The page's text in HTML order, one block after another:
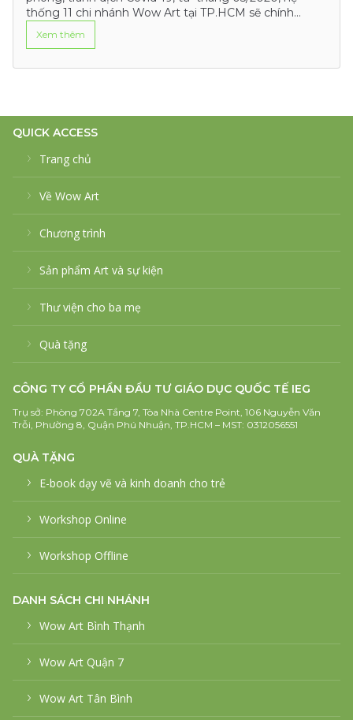
thống 11 chi nhánh Wow Art tại TP.HCM sẽ chính
Xem thêm
QUICK ACCESS
Trang chủ
Về Wow Art
Chương trình
Sản phẩm Art và sự kiện
Thư viện cho ba mẹ
Quà tặng
CÔNG TY CỔ PHẦN ĐẦU TƯ GIÁO DỤC QUỐC TẾ IEG
Trụ sở: Phòng 702A Tầng 7, Tòa Nhà Centre Point, 106 Nguyễn Văn
Trỗi, Phường 8, Quận Phú Nhuận, TP.HCM – MST: 0312056551
QUÀ TẶNG
E-book dạy vẽ và kinh doanh cho trẻ
Workshop Online
Workshop Offline
DANH SÁCH CHI NHÁNH
Wow Art Bình Thạnh
Wow Art Quận 7
Wow Art Tân Bình